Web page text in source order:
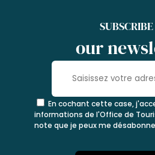
our
En cochant cette case,
informations de l'Office de
note que je peux me